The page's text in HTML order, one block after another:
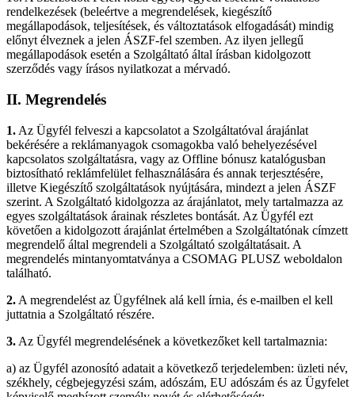
rendelkezések (beleértve a megrendelések, kiegészítő
megállapodások, teljesítések, és változtatások elfogadását) mindig
előnyt élveznek a jelen ÁSZF-fel szemben. Az ilyen jellegű
megállapodások esetén a Szolgáltató által írásban kidolgozott
szerződés vagy írásos nyilatkozat a mérvadó.
II. Megrendelés
1. Az Ügyfél felveszi a kapcsolatot a Szolgáltatóval árajánlat
bekérésére a reklámanyagok csomagokba való behelyezésével
kapcsolatos szolgáltatásra, vagy az Offline bónusz katalógusban
biztosítható reklámfelület felhasználására és annak terjesztésére,
illetve Kiegészítő szolgáltatások nyújtására, mindezt a jelen ÁSZF
szerint. A Szolgáltató kidolgozza az árajánlatot, mely tartalmazza az
egyes szolgáltatások árainak részletes bontását. Az Ügyfél ezt
követően a kidolgozott árajánlat értelmében a Szolgáltatónak címzett
megrendelő által megrendeli a Szolgáltató szolgáltatásait. A
megrendelés mintanyomtatványa a CSOMAG PLUSZ weboldalon
található.
2. A megrendelést az Ügyfélnek alá kell írnia, és e-mailben el kell
juttatnia a Szolgáltató részére.
3. Az Ügyfél megrendelésének a következőket kell tartalmaznia:
a) az Ügyfél azonosító adatait a következő terjedelemben: üzleti név,
székhely, cégbejegyzési szám, adószám, EU adószám és az Ügyfelet